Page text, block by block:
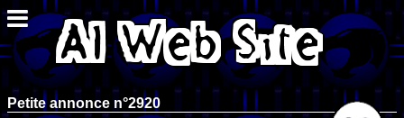
Petite annonce n°2920